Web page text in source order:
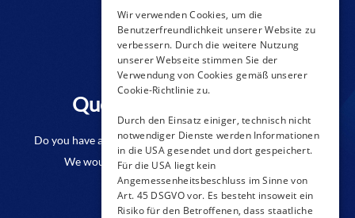
Questions to a product?
Do you have any questions or require further information?
We would be pleased if you send us an inquiry.
CONTACT FORM
Wir verwenden Cookies, um die
Benutzerfreundlichkeit unserer Website zu
verbessern. Durch die weitere Nutzung
unserer Webseite stimmen Sie der
Verwendung von Cookies gemäß unserer
Cookie-Richtlinie zu.
Durch den Einsatz einiger, technisch nicht
notwendiger Dienste werden Informationen
in die USA gesendet und dort gespeichert.
Für die USA liegt kein
Angemessenheitsbeschluss im Sinne von
Art. 45 DSGVO vor. Es besteht insoweit ein
Risiko für den Betroffenen, dass staatliche